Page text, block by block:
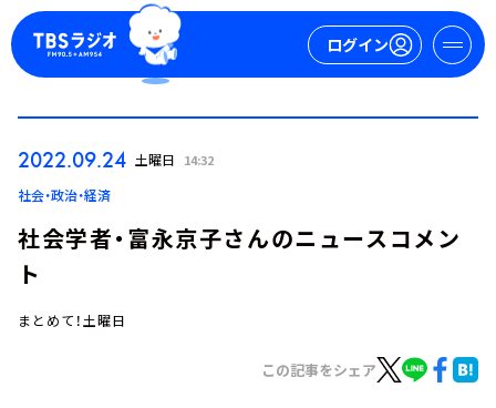
ログイン
2022.09.24 土曜日 14:32
社会・政治・経済
社会学者・富永京子さんのニュースコメン
ト
まとめて！土曜日
この記事をシェア